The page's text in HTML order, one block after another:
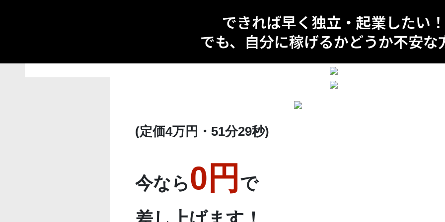
できれば早く独立・起業したい！
でも、自分に稼げるかどうか不安な
(定価4万円・51分29秒)
今なら0円 で